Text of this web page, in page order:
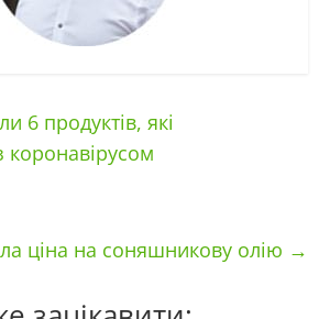
6 продуктів, які
коронавірусом
ціна на соняшникову олію →